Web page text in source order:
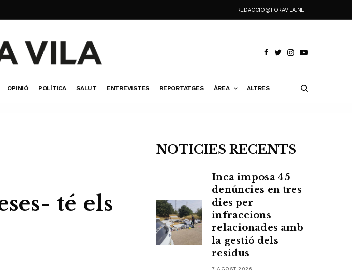
REDACCIO@FORAVILA.NET
OPINIÓ POLÍTICA SALUT ENTREVISTES REPORTATGES ÀREA ALTRES
té els
NOTÍCIES RECENTS
Inca imposa 45
denúncies en tres
dies per
infraccions
relacionades amb
la gestió dels
residus
7 AGOST 2026